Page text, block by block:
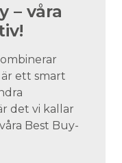
– våra
ett smart
det vi kallar
Best Buy-